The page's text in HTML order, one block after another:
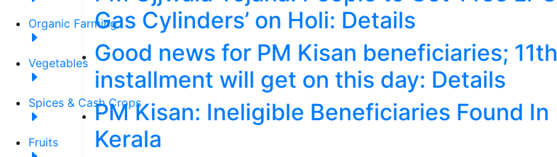
Organic Farming
Vegetables
Spices & Cash Crops
Fruits
Gas Cylinders’ on Holi: Details
Good news for PM Kisan beneficiaries; 11th
installment will get on this day: Details
PM Kisan: Ineligible Beneficiaries Found In
Kerala